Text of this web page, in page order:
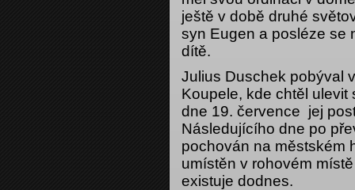
ještě v době druhé
syn Eugen a posléze se
dítě.
Julius Duschek pobýval
Koupele, kde chtěl
dne 19. července jej
Následujícího dne po
pochován na městském
umístěn v rohovém
existuje dodnes.